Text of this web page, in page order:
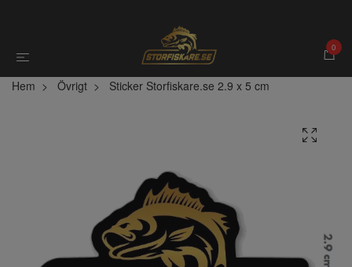
0
Hem Övrigt Sticker Storfiskare.se 2.9 x 5 cm